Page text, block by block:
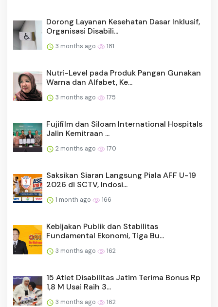
Dorong Layanan Kesehatan Dasar Inklusif,
Organisasi Disabili...
3 months ago 181
Nutri-Level pada Produk Pangan Gunakan
Warna dan Alfabet, Ke...
3 months ago 175
Fujifilm dan Siloam International Hospitals
Jalin Kemitraan ...
2 months ago 170
Saksikan Siaran Langsung Piala AFF U-19
2026 di SCTV, Indosi...
1 month ago 166
Kebijakan Publik dan Stabilitas
Fundamental Ekonomi, Tiga Bu...
3 months ago 162
15 Atlet Disabilitas Jatim Terima Bonus Rp
1,8 M Usai Raih 3...
3 months ago 162